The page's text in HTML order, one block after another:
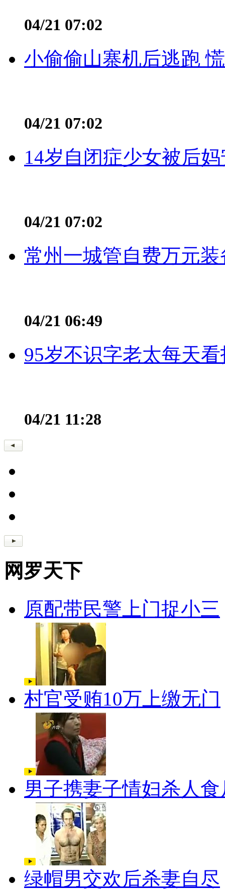
04/21 07:02
小偷偷山寨机后逃跑
04/21 07:02
14岁自闭症少女被后
04/21 07:02
常州一城管自费万元
04/21 06:49
95岁不识字老太每天
04/21 11:28
网罗天下
原配带民警上门捉小三
村官受贿10万上缴无门
男子携妻子情妇杀人食
绿帽男交欢后杀妻自尽